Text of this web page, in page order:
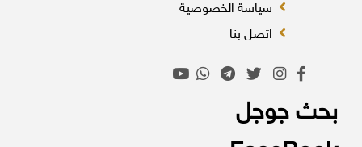
سياسة الخصوصية
اتصل بنا
بحث جوجل